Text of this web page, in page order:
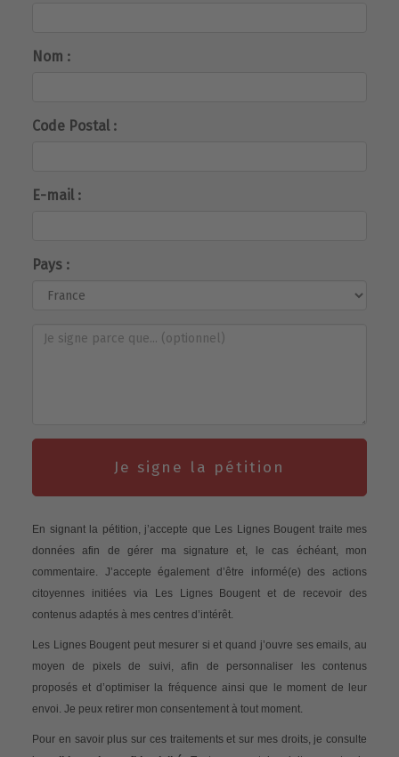
Nom :
Code Postal :
E-mail :
Pays :
Je signe la pétition
En signant la pétition, j’accepte que Les Lignes Bougent traite mes
données afin de gérer ma signature et, le cas échéant, mon
commentaire. J’accepte également d’être informé(e) des actions
citoyennes initiées via Les Lignes Bougent et de recevoir des
contenus adaptés à mes centres d’intérêt.
Les Lignes Bougent peut mesurer si et quand j’ouvre ses emails, au
moyen de pixels de suivi, afin de personnaliser les contenus
proposés et d’optimiser la fréquence ainsi que le moment de leur
envoi. Je peux retirer mon consentement à tout moment.
Pour en savoir plus sur ces traitements et sur mes droits, je consulte